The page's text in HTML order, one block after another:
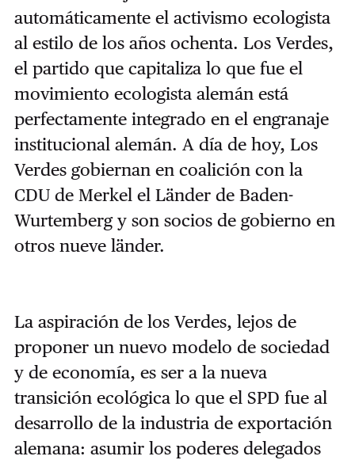
automáticamente el activismo ecologista
al estilo de los años ochenta. Los Verdes,
el partido que capitaliza lo que fue el
movimiento ecologista alemán está
perfectamente integrado en el engranaje
institucional alemán. A día de hoy, Los
Verdes gobiernan en coalición con la
CDU de Merkel el Länder de Baden-
Wurtemberg y son socios de gobierno en
otros nueve länder.
La aspiración de los Verdes, lejos de
proponer un nuevo modelo de sociedad
y de economía, es ser a la nueva
transición ecológica lo que el SPD fue al
desarrollo de la industria de exportación
alemana: asumir los poderes delegados